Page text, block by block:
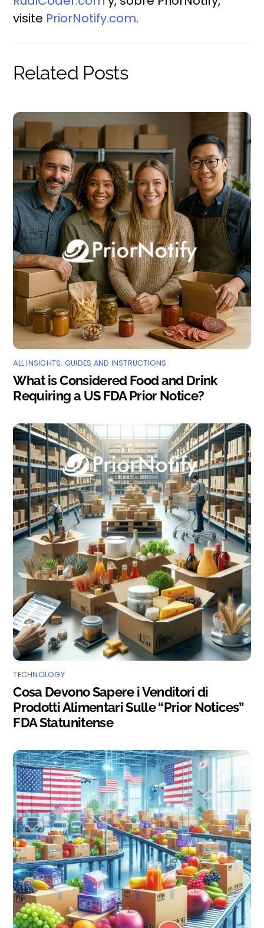
visite PriorNotify.com.
Related Posts
ALL INSIGHTS, GUIDES AND INSTRUCTIONS
What is Considered Food and Drink
Requiring a US FDA Prior Notice?
TECHNOLOGY
Cosa Devono Sapere i Venditori di
Prodotti Alimentari Sulle “Prior Notices”
FDA Statunitense